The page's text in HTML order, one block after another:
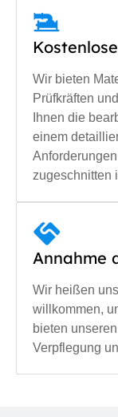
Wir bieten
Prüfkräften
Ihnen die
einem
zugeschnitten
Annahme
Wir heißen
willkommen,
bieten
Verpflegung